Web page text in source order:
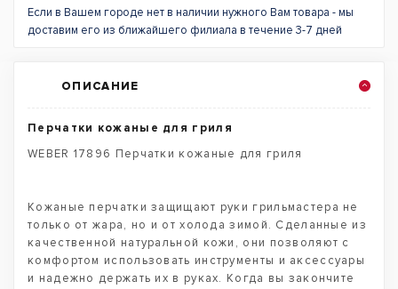
Если в Вашем городе нет в наличии нужного Вам товара - мы
доставим его из ближайшего филиала в течение 3-7 дней
ОПИСАНИЕ
Перчатки кожаные для гриля
WEBER 17896 Перчатки кожаные для гриля
Кожаные перчатки защищают руки грильмастера не
только от жара, но и от холода зимой. Сделанные из
качественной натуральной кожи, они позволяют с
комфортом использовать инструменты и аксессуары
и надежно держать их в руках. Когда вы закончите